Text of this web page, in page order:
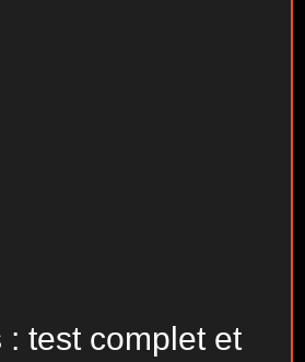
: test complet et